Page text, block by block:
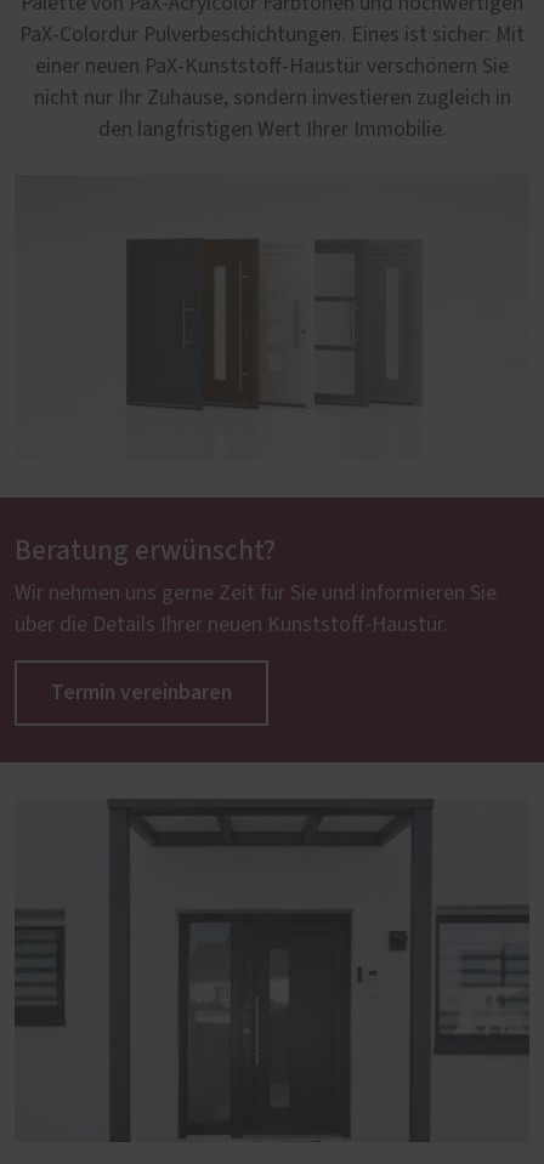
PaX-Colordur Pulverbeschichtungen. Eines ist sicher: Mit
einer neuen PaX-Kunststoff-Haustür verschönern Sie
nicht nur Ihr Zuhause, sondern investieren zugleich in
den langfristigen Wert Ihrer Immobilie.
Beratung erwünscht?
Wir nehmen uns gerne Zeit für Sie und informieren Sie
über die Details Ihrer neuen Kunststoff-Haustür.
Termin vereinbaren